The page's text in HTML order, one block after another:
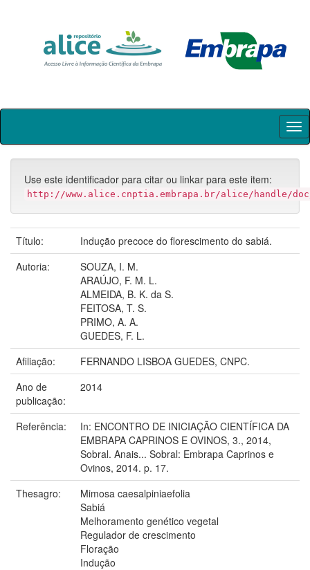
Skip
Use este identificador para citar ou linkar para este item:
http://www.alice.cnptia.embrapa.br/alice/handle/doc/
Título:
Indução precoce do florescimento do sabiá.
Autoria:
SOUZA, I. M.
ARAÚJO, F. M. L.
ALMEIDA, B. K. da S.
FEITOSA, T. S.
PRIMO, A. A.
GUEDES, F. L.
Afiliação:
FERNANDO LISBOA GUEDES, CNPC.
Ano de
publicação:
2014
Referência:
In: ENCONTRO DE INICIAÇÃO CIENTÍFICA DA
EMBRAPA CAPRINOS E OVINOS, 3., 2014,
Sobral. Anais... Sobral: Embrapa Caprinos e
Ovinos, 2014. p. 17.
Thesagro:
Mimosa caesalpiniaefolia
Sabiá
Melhoramento genético vegetal
Regulador de crescimento
Floração
Indução